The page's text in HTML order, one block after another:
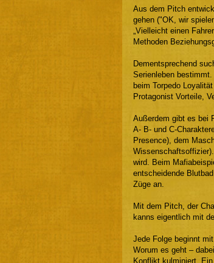
Aus dem Pitch
gehen ("OK, wir
„Vielleicht einen
Methoden
Dementsprechend
Serienleben
beim Torpedo
Protagonist Vorteile,
Außerdem gibt es bei
A- B- und C-
Presence), dem
wird. Beim
entscheidende
Züge an.
Mit dem Pitch, der
kanns eigentlich mit
Jede Folge beginnt
Worum es geht –
Konflikt kulminiert.